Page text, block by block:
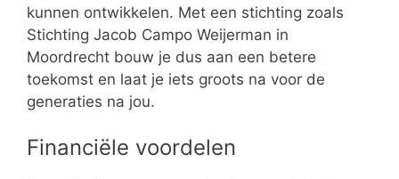
kunnen ontwikkelen. Met een stichting zoals
Stichting Jacob Campo Weijerman in
Moordrecht bouw je dus aan een betere
toekomst en laat je iets groots na voor de
generaties na jou.
Financiële voordelen